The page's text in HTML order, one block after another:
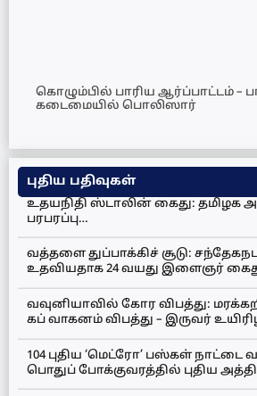
கொழும்பில் பாரிய ஆர்ப்பாட்டம் –
கடைமையில் பொலிஸார்
புதிய பதிவுகள்
உதயநிதி ஸ்டாலின் கைது: தமிழக
பரபரப்பு…
வத்தளை துப்பாக்கிச் சூடு:
உதவியதாக 24 வயது இளைஞர்
வவுனியாவில் கோர விபத்து:
கப் வாகனம் விபத்து – இருவர்
104 புதிய ‘மெட்ரோ’ பஸ்கள்
பொதுப் போக்குவரத்தில் புதிய